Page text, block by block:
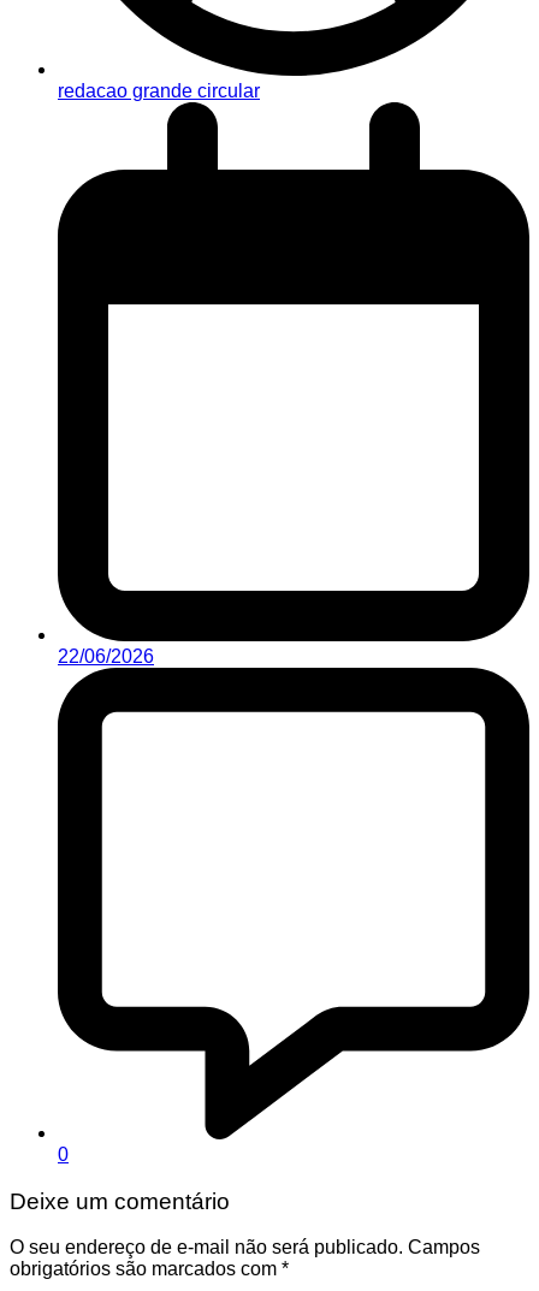
redacao grande circular
22/06/2026
0
Deixe um comentário
O seu endereço de e-mail não será publicado. Campos
obrigatórios são marcados com *